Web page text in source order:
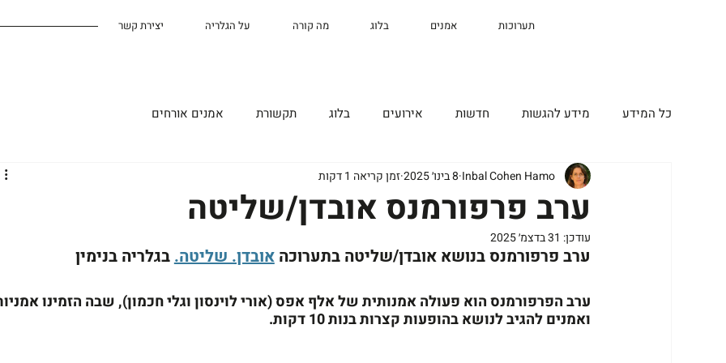
תערוכות אמנים בלוג מה קורה על הגלריה יצירת קשר
כל המידע מידע להגשות חדשות אירועים בלוג תקשורת אמנים אורחים
ערב פרפורמנס אובדן/שליטה
Inbal Cohen Hamo 8 בינו׳ 2025 זמן קריאה 1 דקות
עודכן: 31 בדצמ׳ 2025
ערב פרפורמנס בנושא אובדן/שליטה בתערוכה אובדן. שליטה. בגלריה בנימין
ערב הפרפורמנס הוא פעולה אמנותית של אלף אפס (אורי לוינסון וגלי חכמון), שבה הזמינו
ואמנים להגיב לנושא בהופעות קצרות בנות 10 דקות.